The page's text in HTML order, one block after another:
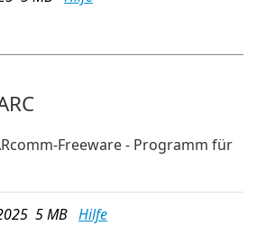
Freeware - Programm für
5 MB Hilfe